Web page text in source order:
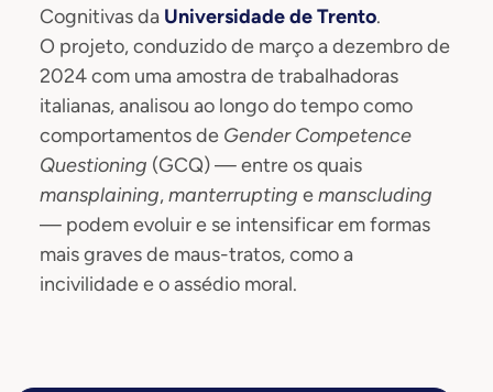
Cognitivas da Universidade de Trento.
O projeto, conduzido de março a dezembro de
2024 com uma amostra de trabalhadoras
italianas, analisou ao longo do tempo como
comportamentos de Gender Competence
Questioning (GCQ) — entre os quais
mansplaining,manterrupting emanscluding
— podem evoluir e se intensificar em formas
mais graves de maus-tratos, como a
incivilidade e o assédio moral.